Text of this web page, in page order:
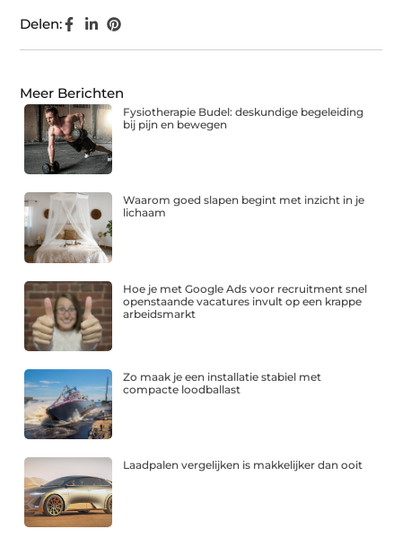
Delen:
Meer Berichten
Fysiotherapie Budel: deskundige begeleiding
bij pijn en bewegen
Waarom goed slapen begint met inzicht in je
lichaam
Hoe je met Google Ads voor recruitment snel
openstaande vacatures invult op een krappe
arbeidsmarkt
Zo maak je een installatie stabiel met
compacte loodballast
Laadpalen vergelijken is makkelijker dan ooit